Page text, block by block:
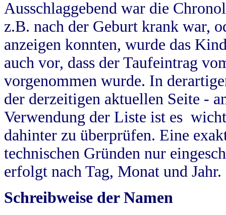
Ausschlaggebend war die
z.B. nach der Geburt krank war,
anzeigen konnten, wurde das
auch vor, dass der Taufeintrag
vorgenommen wurde. In
der derzeitigen aktuellen Seite -
Verwendung der Liste ist es
dahinter zu überprüfen. Eine
technischen Gründen nur
erfolgt nach Tag, Monat und Jahr.
Schreibweise der Namen